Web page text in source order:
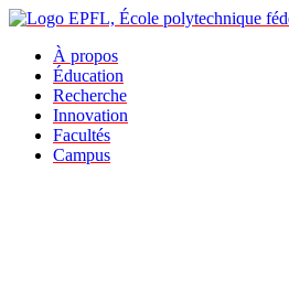
À propos
Éducation
Recherche
Innovation
Facultés
Campus